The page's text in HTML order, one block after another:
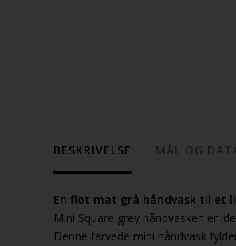
BESKRIVELSE MÅL OG
En flot mat grå håndvask til et
Mini Square grey håndvasken er
Denne farvede mini håndvask